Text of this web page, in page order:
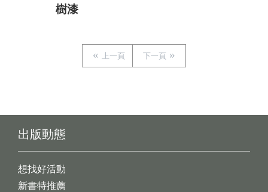
樹漆
上一頁 下一頁
出版動態
想找好活動
新書特推薦